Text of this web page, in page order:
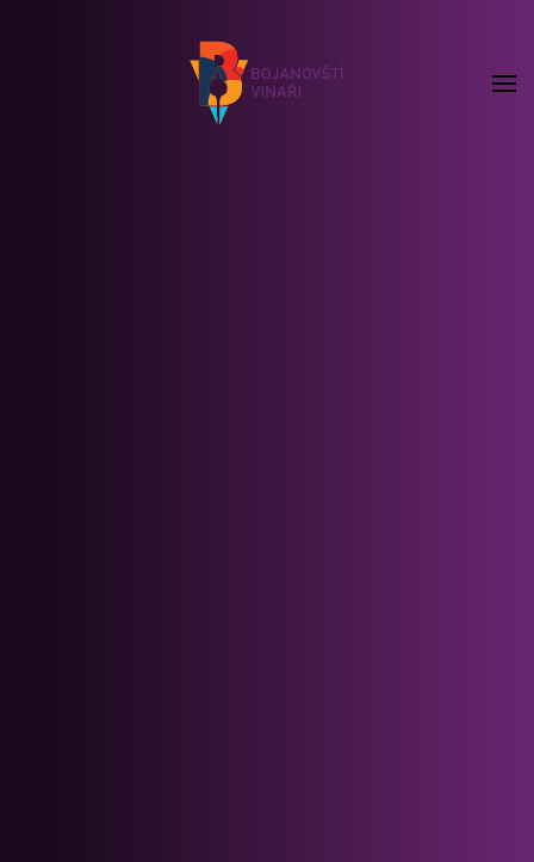
Skip to main content